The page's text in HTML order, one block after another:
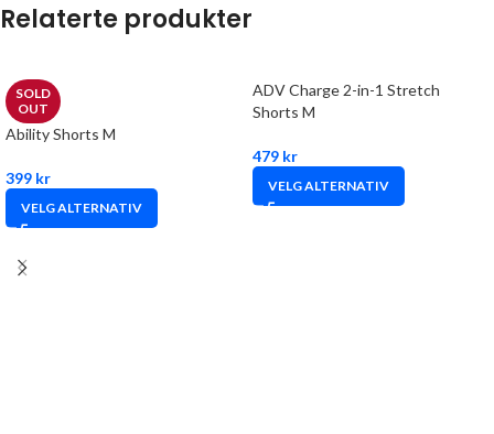
Relaterte produkter
SOLD
OUT
Ability Shorts M
399 kr
VELG ALTERNATIV
ADV Charge 2-in-1 Stretch
Shorts M
479 kr
VELG ALTERNATIV